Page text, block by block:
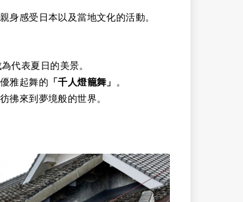
感受日本以及當地文化的活動。
代表夏日的美景。
雅起舞的 「千人燈籠舞」 。
彿來到夢境般的世界。